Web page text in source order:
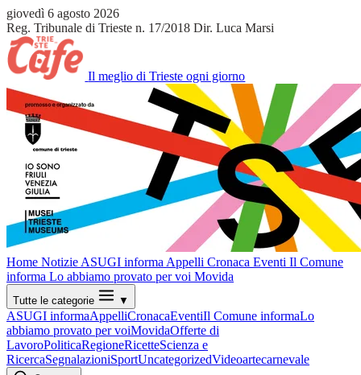
giovedì 6 agosto 2026
Reg. Tribunale di Trieste n. 17/2018 Dir. Luca Marsi
Il meglio di Trieste ogni giorno
Home Notizie ASUGI informa Appelli Cronaca Eventi Il Comune
informa Lo abbiamo provato per voi Movida
Tutte le categorie ▼
ASUGI informaAppelliCronacaEventiIl Comune informaLo
abbiamo provato per voiMovidaOfferte di
LavoroPoliticaRegioneRicetteScienza e
RicercaSegnalazioniSportUncategorizedVideoartecarnevale